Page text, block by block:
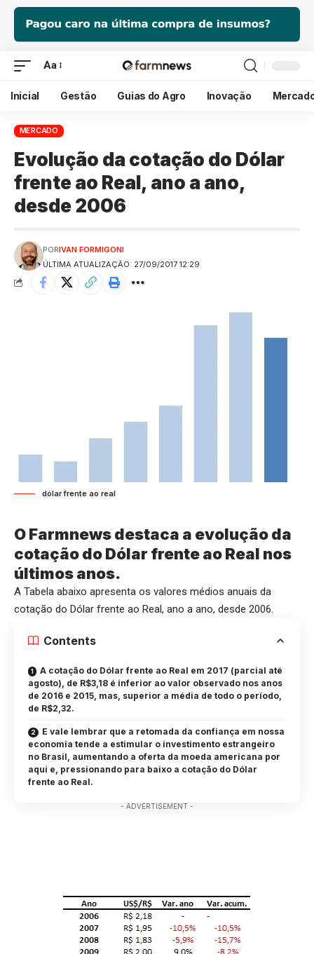
Aa
Inicial Gestão Guias do Agro Inovação
MERCADO
Evolução da cotação do Dólar
frente ao Real, ano a ano,
desde 2006
ÚLTIMA ATUALIZAÇÃO: 27/09/2017 12:29
PORIVAN FORMIGONI
dólar frente ao real
O Farmnews destaca a evolução da
cotação do Dólar frente ao Real nos
últimos anos.
A Tabela abaixo apresenta os valores médios anuais da
cotação do Dólar frente ao Real, ano a ano, desde 2006.
Contents
A cotação do Dólar frente ao Real em 2017 (parcial até
agosto), de R$3,18 é inferior ao valor observado nos anos
de 2016 e 2015, mas, superior a média de todo o período,
de R$2,32.
E vale lembrar que a retomada da confiança em nossa
economia tende a estimular o investimento estrangeiro
no Brasil, aumentando a oferta da moeda americana por
aqui e, pressionando para baixo a cotação do Dólar
frente ao Real.
- ADVERTISEMENT -